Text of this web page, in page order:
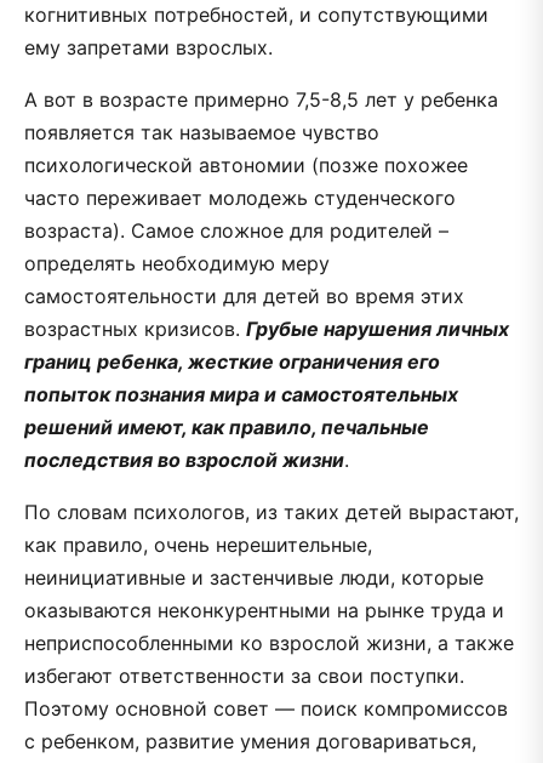
когнитивных потребностей, и сопутствующими
ему запретами взрослых.
А вот в возрасте примерно 7,5-8,5 лет у ребенка
появляется так называемое чувство
психологической автономии (позже похожее
часто переживает молодежь студенческого
возраста). Самое сложное для родителей –
определять необходимую меру
самостоятельности для детей во время этих
возрастных кризисов. Грубые нарушения личных
границ ребенка, жесткие ограничения его
попыток познания мира и самостоятельных
решений имеют, как правило, печальные
последствия во взрослой жизни.
По словам психологов, из таких детей вырастают,
как правило, очень нерешительные,
неинициативные и застенчивые люди, которые
оказываются неконкурентными на рынке труда и
неприспособленными ко взрослой жизни, а также
избегают ответственности за свои поступки.
Поэтому основной совет — поиск компромиссов
с ребенком, развитие умения договариваться,